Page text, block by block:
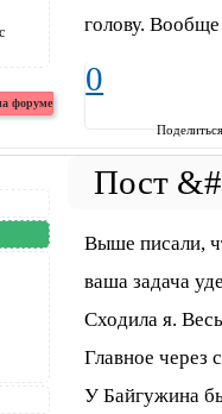
голову.
0
Выше писали,
ваша задача
Сходила я.
Главное через
У Байгужина